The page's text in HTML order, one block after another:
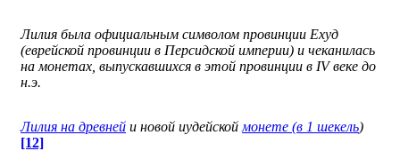
Лилия была официальным символом провинции Ехуд
(еврейской провинции в Персидской империи) и чеканилась
на монетах, выпускавшихся в этой провинции в IVвеке до
н.э.
Лилия на древней и новой иудейской монете (в 1 шекель)
[12]